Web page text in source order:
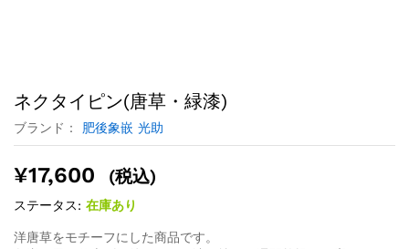
ネクタイピン(唐草・緑漆)
ブランド： 肥後象嵌 光助
¥17,600 (税込)
ステータス: 在庫あり
洋唐草をモチーフにした商品です。